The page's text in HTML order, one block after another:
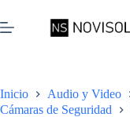
al
contenido
Inicio Audio y Video
Cámaras de Seguridad